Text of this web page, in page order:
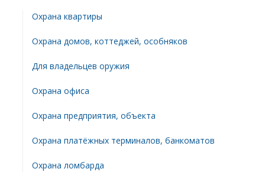
Охрана квартиры
Охрана домов, коттеджей, особняков
Для владельцев оружия
Охрана офиса
Охрана предприятия, объекта
Охрана платёжных терминалов, банкоматов
Охрана ломбарда